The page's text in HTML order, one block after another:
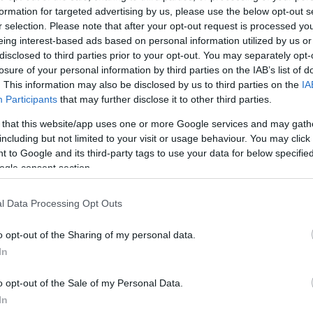
for targeted advertising by us, please use the below opt-out
selection. Please note that after your opt-out request is processed
interest-based ads based on personal information utilized by us
to third parties prior to your opt-out. You may separately
of your personal information by third parties on the IAB’s list of
This information may also be disclosed by us to third parties on the
Participants that may further disclose it to other third parties.
that this website/app uses one or more Google services and may
but not limited to your visit or usage behaviour. You may
to Google and its third-party tags to use your data for below
consent section.
Data Processing Opt Outs
opt-out of the Sharing of my personal data.
opt-out of the Sale of my Personal Data.
και να σε καμαρώνω. Τα καταφέραμε», έγραψε ο